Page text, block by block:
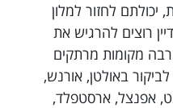
יכולתם לחזור למלון
רוצים להרגיש את
מקומות מרתקים
באולטן, אורנש,
אפנצל, ארסטפלד,